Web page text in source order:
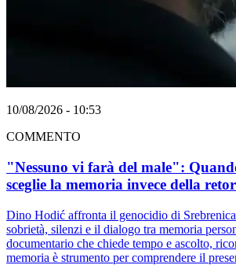
10/08/2026 - 10:53
COMMENTO
"Nessuno vi farà del male":
sceglie la memoria invece della
Dino Hodić affronta il genocidio di
sobrietà, silenzi e il dialogo tra memoria
documentario che chiede tempo e ascolto,
memoria è strumento per comprendere il